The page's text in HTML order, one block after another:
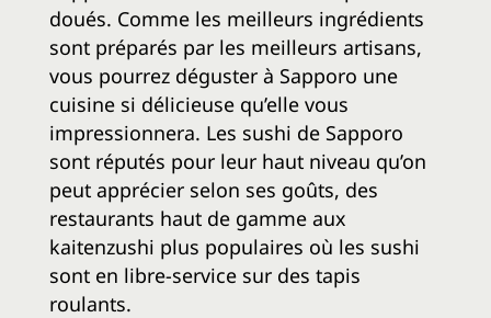
doués. Comme les meilleurs ingrédients
sont préparés par les meilleurs artisans,
vous pourrez déguster à Sapporo une
cuisine si délicieuse qu’elle vous
impressionnera. Les sushi de Sapporo
sont réputés pour leur haut niveau qu’on
peut apprécier selon ses goûts, des
restaurants haut de gamme aux
kaitenzushi plus populaires où les sushi
sont en libre-service sur des tapis
roulants.